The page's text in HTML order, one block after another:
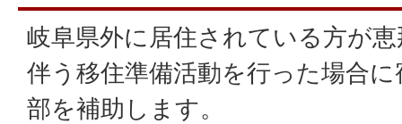
岐阜県外に居住されている方が
伴う移住準備活動を行った場合
部を補助します。